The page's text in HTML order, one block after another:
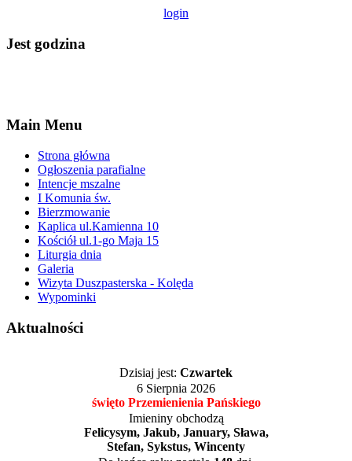
login
Jest godzina
Main Menu
Strona główna
Ogłoszenia parafialne
Intencje mszalne
I Komunia św.
Bierzmowanie
Kaplica ul.Kamienna 10
Kościół ul.1-go Maja 15
Liturgia dnia
Galeria
Wizyta Duszpasterska - Kolęda
Wypominki
Aktualności
Dzisiaj jest: Czwartek
6 Sierpnia 2026
święto Przemienienia Pańskiego
Imieniny obchodzą
Felicysym, Jakub, January, Sława,
Stefan, Sykstus, Wincenty